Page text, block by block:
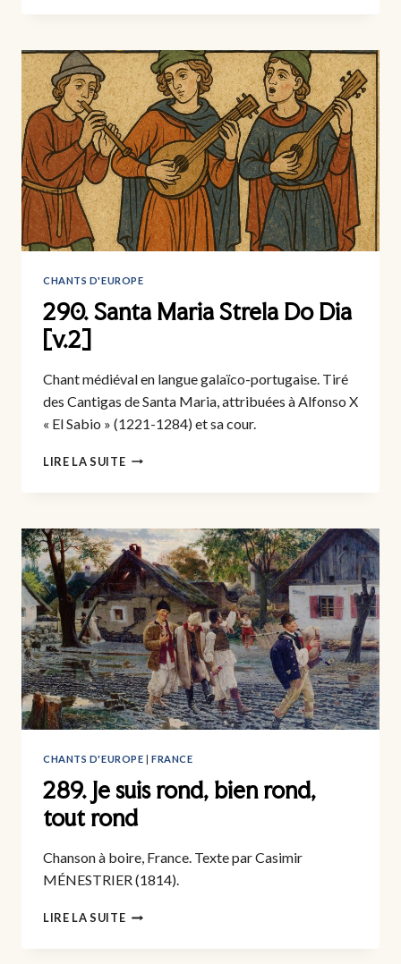
BAYONNE
CHANTS D'EUROPE
290. Santa Maria Strela Do Dia
[v.2]
Chant médiéval en langue galaïco-portugaise. Tiré
des Cantigas de Santa Maria, attribuées à Alfonso X
« El Sabio » (1221-1284) et sa cour.
LIRE LA SUITE290.
DO
DIA
[V.2]
CHANTS D'EUROPE |FRANCE
289. Je suis rond, bien rond,
tout rond
Chanson à boire, France. Texte par Casimir
MÉNESTRIER (1814).
LIRE LA SUITE289.